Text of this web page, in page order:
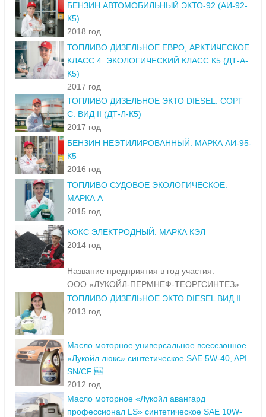
БЕНЗИН АВТОМОБИЛЬНЫЙ ЭКТО-92 (АИ-92-
К5)
2018 год
ТОПЛИВО ДИЗЕЛЬНОЕ ЕВРО, АРКТИЧЕСКОЕ.
КЛАСС 4. ЭКОЛОГИЧЕСКИЙ КЛАСС К5 (ДТ-А-
К5)
2017 год
ТОПЛИВО ДИЗЕЛЬНОЕ ЭКТО DIESEL. СОРТ
С. ВИД II (ДТ-Л-К5)
2017 год
БЕНЗИН НЕЭТИЛИРОВАННЫЙ. МАРКА АИ-95-
К5
2016 год
ТОПЛИВО СУДОВОЕ ЭКОЛОГИЧЕСКОЕ.
МАРКА А
2015 год
КОКС ЭЛЕКТРОДНЫЙ. МАРКА КЭЛ
2014 год
Название предприятия в год участия:
ООО «ЛУКОЙЛ-ПЕРМНЕФ-ТЕОРГСИНТЕЗ»
ТОПЛИВО ДИЗЕЛЬНОЕ ЭКТО DIESEL ВИД II
2013 год
Масло моторное универсальное всесезонное
«Лукойл люкс» синтетическое SAE 5W-40, API
SN/CF 
2012 год
Масло моторное «Лукойл авангард
профессионал LS» синтетическое SAE 10W-